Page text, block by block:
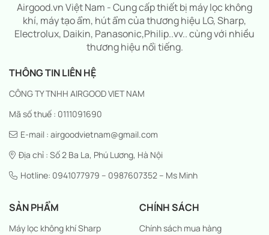
Airgood.vn Việt Nam - Cung cấp thiết bị máy lọc không
khí, máy tạo ẩm, hút ẩm của thương hiệu LG, Sharp,
Electrolux, Daikin, Panasonic,Philip..vv.. cùng với nhiều
thương hiệu nổi tiếng.
THÔNG TIN LIÊN HỆ
CÔNG TY TNHH AIRGOOD VIET NAM
Mã số thuế : 0111091690
E-mail : airgoodvietnam@gmail.com
Địa chỉ : Số 2 Ba La, Phú Lương, Hà Nội
Hotline: 0941077979 – 0987607352 – Ms Minh
SẢN PHẨM
Máy lọc không khí Sharp
CHÍNH SÁCH
Chính sách mua hàng